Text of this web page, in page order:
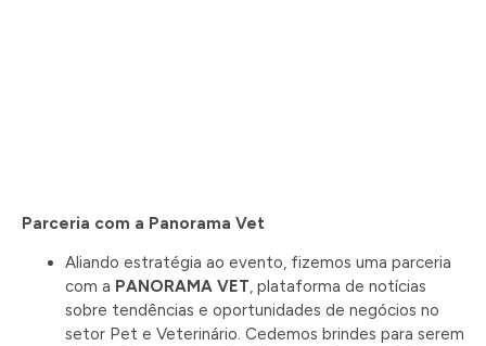
Parceria com a Panorama Vet
Aliando estratégia ao evento, fizemos uma parceria
com a PANORAMA VET, plataforma de notícias
sobre tendências e oportunidades de negócios no
setor Pet e Veterinário. Cedemos brindes para serem